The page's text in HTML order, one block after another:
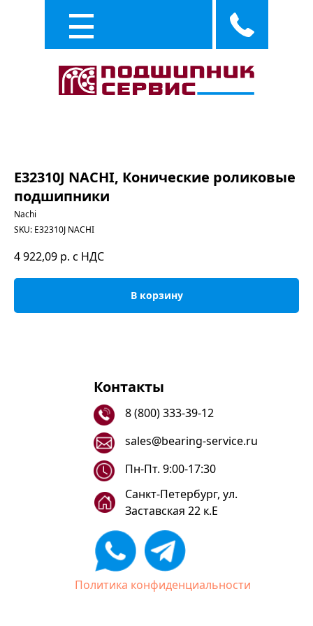
E32310J NACHI, Конические роликовые
подшипники
Nachi
SKU: E32310J NACHI
4 922,09 р. с НДС
В корзину
Контакты
8 (800) 333-39-12
sales@bearing-service.ru
Санкт-Петербург, ул.
Заставская 22 к.Е
Пн-Пт. 9:00-17:30
Политика конфиденциальности